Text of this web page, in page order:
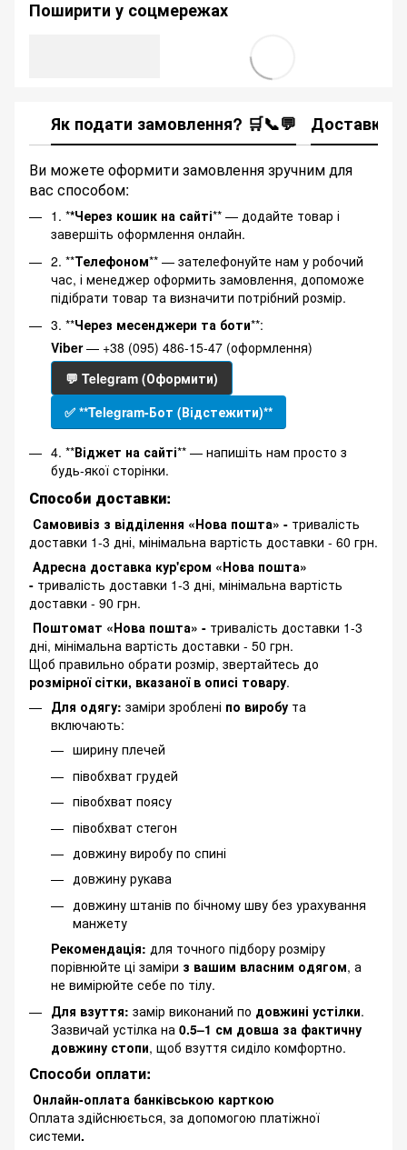
Поширити у соцмережах
Як подати замовлення? 🛒📞💬 Доставка
Ви можете оформити замовлення зручним для
вас способом:
1. **Через кошик на сайті** — додайте товар і
завершіть оформлення онлайн.
2. **Телефоном** — зателефонуйте нам у робочий
час, і менеджер оформить замовлення, допоможе
підібрати товар та визначити потрібний розмір.
3. **Через месенджери та боти**:
Viber— +38 (095) 486-15-47 (оформлення)
💬 Telegram (Оформити)
✅ **Telegram-Бот (Відстежити)**
4. **Віджет на сайті** — напишіть нам просто з
будь-якої сторінки.
Способи доставки:
Самовивіз з відділення «Нова пошта» - тривалість
доставки 1-3 дні, мінімальна вартість доставки - 60 грн.
Адресна доставка кур'єром «Нова пошта»
- тривалість доставки 1-3 дні, мінімальна вартість
доставки - 90 грн.
Поштомат «Нова пошта» - тривалість доставки 1-3
дні, мінімальна вартість доставки - 50 грн.
Щоб правильно обрати розмір, звертайтесь до
розмірної сітки, вказаної в описі товару.
Для одягу: заміри зроблені по виробу та
включають:
ширину плечей
півобхват грудей
півобхват поясу
півобхват стегон
довжину виробу по спині
довжину рукава
довжину штанів по бічному шву без урахування
манжету
Рекомендація: для точного підбору розміру
порівнюйте ці заміри з вашим власним одягом, а
не вимірюйте себе по тілу.
Для взуття: замір виконаний по довжині устілки.
Зазвичай устілка на 0.5–1 см довша за фактичну
довжину стопи, щоб взуття сиділо комфортно.
Способи оплати:
Онлайн-оплата банківською карткою
Оплата здійснюється, за допомогою платіжної
системи.